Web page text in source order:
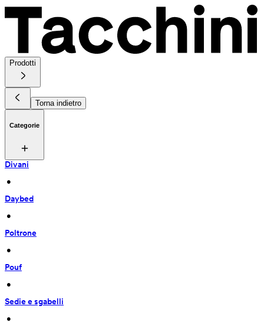
Prodotti
Torna indietro
Categorie
Divani
•
Daybed
•
Poltrone
•
Pouf
•
Sedie e sgabelli
•